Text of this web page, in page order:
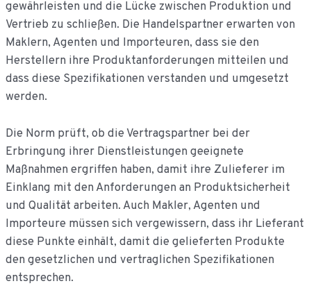
gewährleisten und die Lücke zwischen Produktion und
Vertrieb zu schließen. Die Handelspartner erwarten von
Maklern, Agenten und Importeuren, dass sie den
Herstellern ihre Produktanforderungen mitteilen und
dass diese Spezifikationen verstanden und umgesetzt
werden.
Die Norm prüft, ob die Vertragspartner bei der
Erbringung ihrer Dienstleistungen geeignete
Maßnahmen ergriffen haben, damit ihre Zulieferer im
Einklang mit den Anforderungen an Produktsicherheit
und Qualität arbeiten. Auch Makler, Agenten und
Importeure müssen sich vergewissern, dass ihr Lieferant
diese Punkte einhält, damit die gelieferten Produkte
den gesetzlichen und vertraglichen Spezifikationen
entsprechen.